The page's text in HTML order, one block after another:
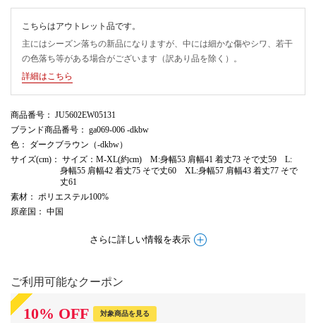
こちらはアウトレット品です。
主にはシーズン落ちの新品になりますが、中には細かな傷やシワ、若干
の色落ち等がある場合がございます（訳あり品を除く）。
詳細はこちら
商品番号 ： JU5602EW05131
ブランド商品番号 ： ga069-006 -dkbw
色 ： ダークブラウン（-dkbw）
サイズ(cm) ： サイズ：M-XL(約cm) M:身幅53 肩幅41 着丈73 そで丈59 L:
身幅55 肩幅42 着丈75 そで丈60 XL:身幅57 肩幅43 着丈77 そで
丈61
素材 ： ポリエステル100%
原産国 ： 中国
さらに詳しい情報を表示
ご利用可能なクーポン
10% OFF 対象商品を見る